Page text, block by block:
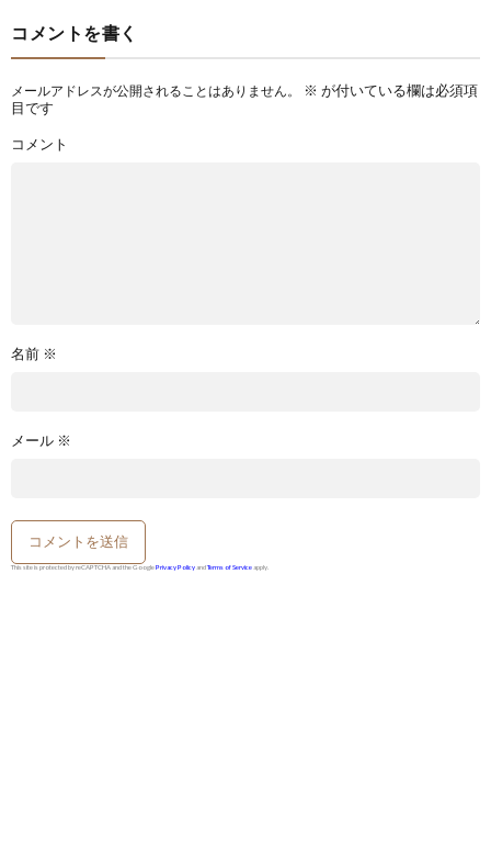
コメントを書く
メールアドレスが公開されることはありません。 ※ が付いている欄は必須項
目です
コメント
名前 ※
メール ※
This site is protected by reCAPTCHA and the GooglePrivacy Policy andTerms of Service apply.